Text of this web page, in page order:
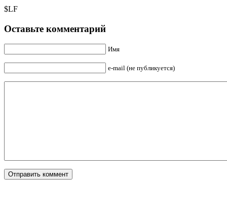
$LF
Оставьте комментарий
Имя
e-mail (не публикуется)